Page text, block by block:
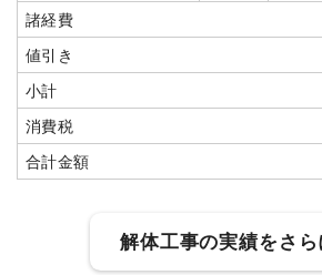
諸経費
値引き
小計
消費税
合計金額
解体工事の実績をさら